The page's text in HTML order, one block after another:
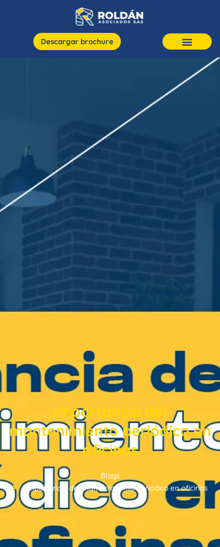
Descargar brochure
Importancia del
mantenimiento periódico en
oficinas
Blogs
Importancia del mantenimiento periódico en oficinas